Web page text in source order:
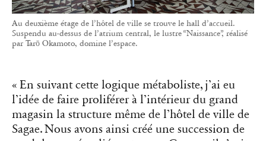
Au deuxième étage de l’hôtel de ville se trouve le hall d’accueil.
Suspendu au-dessus de l’atrium central, le lustre “Naissance”, réalisé
par Tarō Okamoto, domine l’espace.
« En suivant cette logique métaboliste, j’ai eu
l’idée de faire proliférer à l’intérieur du grand
magasin la structure même de l’hôtel de ville de
Sagae. Nous avons ainsi créé une succession de